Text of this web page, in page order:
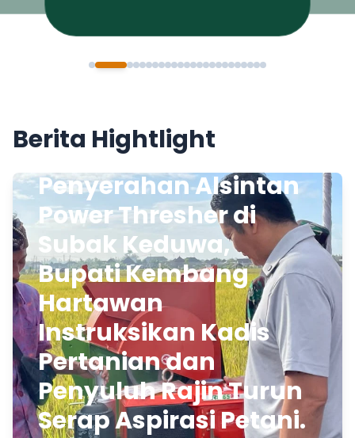
Berita Hightlight
Penyerahan Alsintan
Power Thresher di
Subak Keduwa,
Bupati Kembang
Hartawan
Instruksikan Kadis
Pertanian dan
Penyuluh Rajin Turun
Serap Aspirasi Petani.